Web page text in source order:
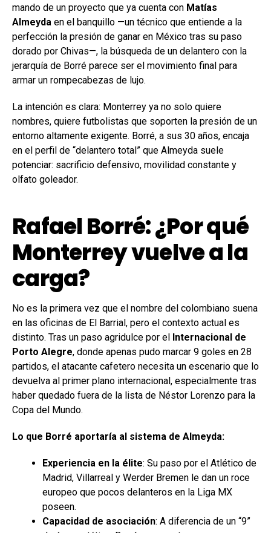
mando de un proyecto que ya cuenta con Matías
Almeyda en el banquillo —un técnico que entiende a la
perfección la presión de ganar en México tras su paso
dorado por Chivas—, la búsqueda de un delantero con la
jerarquía de Borré parece ser el movimiento final para
armar un rompecabezas de lujo.
La intención es clara: Monterrey ya no solo quiere
nombres, quiere futbolistas que soporten la presión de un
entorno altamente exigente. Borré, a sus 30 años, encaja
en el perfil de “delantero total” que Almeyda suele
potenciar: sacrificio defensivo, movilidad constante y
olfato goleador.
Rafael Borré: ¿Por qué
Monterrey vuelve a la
carga?
No es la primera vez que el nombre del colombiano suena
en las oficinas de El Barrial, pero el contexto actual es
distinto. Tras un paso agridulce por el
Internacional de
Porto Alegre, donde apenas pudo marcar 9 goles en 28
partidos, el atacante cafetero necesita un escenario que lo
devuelva al primer plano internacional, especialmente tras
haber quedado fuera de la lista de Néstor Lorenzo para la
Copa del Mundo.
Lo que Borré aportaría al sistema de Almeyda:
Experiencia en la élite: Su paso por el Atlético de
Madrid, Villarreal y Werder Bremen le dan un roce
europeo que pocos delanteros en la Liga MX
poseen.
Capacidad de asociación: A diferencia de un “9”